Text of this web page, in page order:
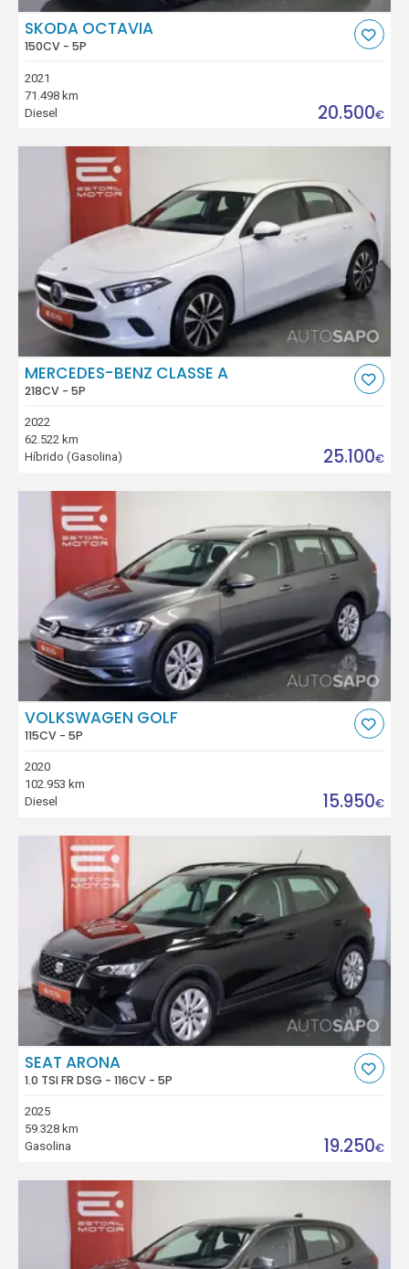
SKODA OCTAVIA
150CV - 5P
2021
71.498 km
Diesel
20.500€
MERCEDES-BENZ CLASSE A
218CV - 5P
2022
62.522 km
Híbrido (Gasolina)
25.100€
VOLKSWAGEN GOLF
115CV - 5P
2020
102.953 km
Diesel
15.950€
SEAT ARONA
1.0 TSI FR DSG - 116CV - 5P
2025
59.328 km
Gasolina
19.250€